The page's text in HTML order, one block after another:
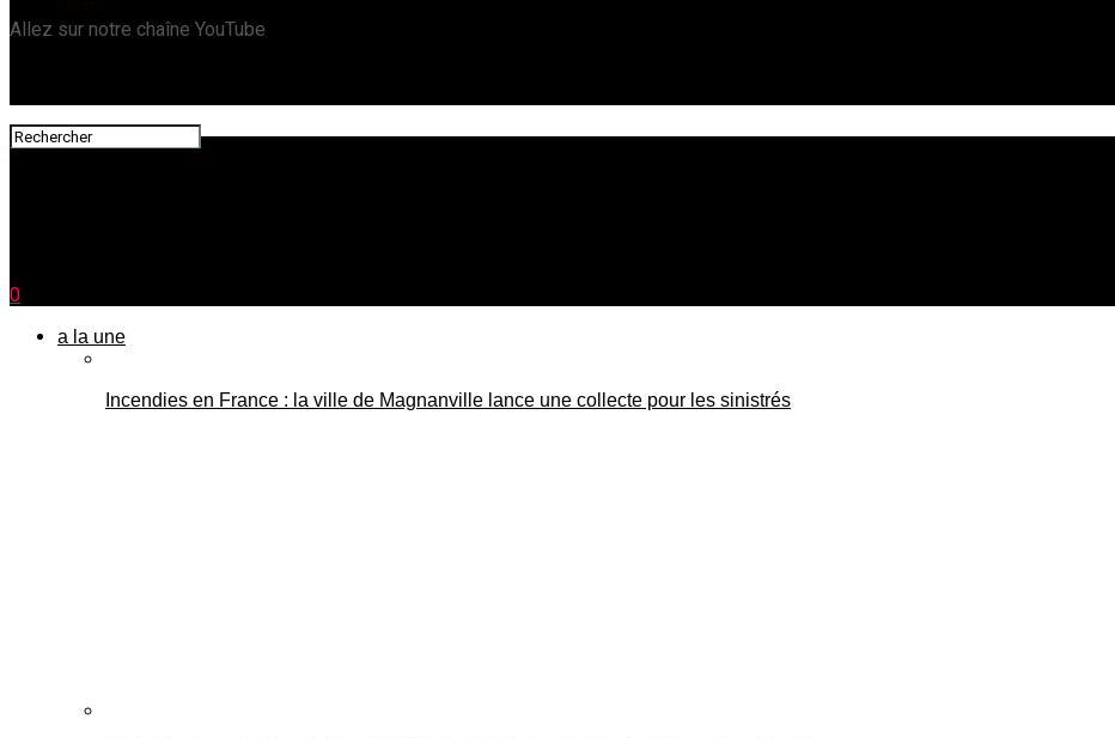
Allez sur notre chaîne YouTube
0
a la une
Incendies en France : la ville de Magnanville lance une collecte pour les sinistrés